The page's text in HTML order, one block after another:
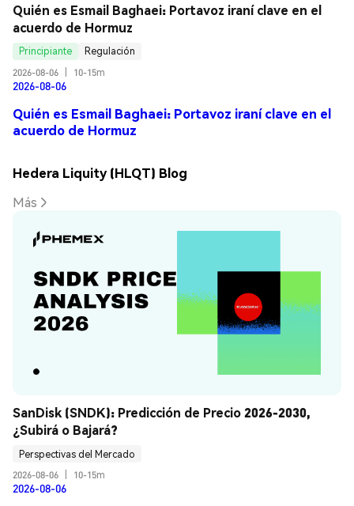
Quién es Esmail Baghaei: Portavoz iraní clave en el
acuerdo de Hormuz
Principiante
Regulación
2026-08-06
10-15m
2026-08-06
Quién es Esmail Baghaei: Portavoz iraní clave en el
acuerdo de Hormuz
Hedera Liquity (HLQT) Blog
Más
SanDisk (SNDK): Predicción de Precio 2026-2030,
¿Subirá o Bajará?
Perspectivas del Mercado
2026-08-06
10-15m
2026-08-06